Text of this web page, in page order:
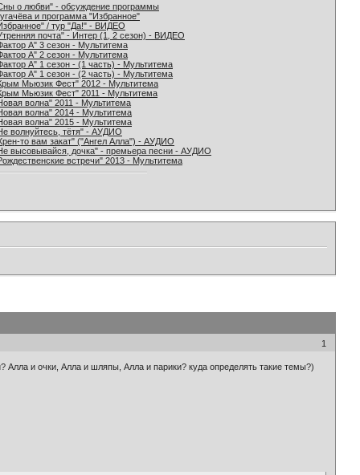
о любви" - обсуждение программы
и программа "Избранное"
/ тур "Да!" - ВИДЕО
почта" - Интер (1, 2 сезон) - ВИДЕО
А" 3 сезон - Мультитема
А" 2 сезон - Мультитема
А" 1 сезон - (1 часть) - Мультитема
А" 1 сезон - (2 часть) - Мультитема
Мьюзик Фест" 2012 - Мультитема
Мьюзик Фест" 2011 - Мультитема
волна" 2011 - Мультитема
волна" 2014 - Мультитема
волна" 2015 - Мультитема
волнуйтесь, тётя" - АУДИО
то вам закат" ("Ангел Алла") - АУДИО
высовывайся, дочка" - премьера песни - АУДИО
встречи" 2013 - Мультитема
1
Алла и очки, Алла и шляпы, Алла и парики? куда определять такие темы?)